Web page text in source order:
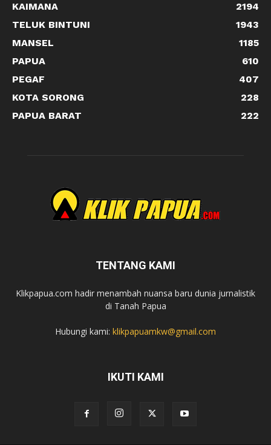
KAIMANA
2194
TELUK BINTUNI
1943
MANSEL
1185
PAPUA
610
PEGAF
407
KOTA SORONG
228
PAPUA BARAT
222
TENTANG KAMI
Klikpapua.com hadir menambah nuansa baru dunia jurnalistik
di Tanah Papua
Hubungi kami: klikpapuamkw@gmail.com
IKUTI KAMI